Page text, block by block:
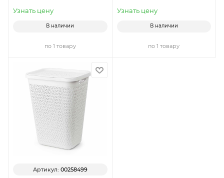
Узнать цену
В наличии
по 1 товару
Узнать цену
В наличии
по 1 товару
Артикул: 00258499